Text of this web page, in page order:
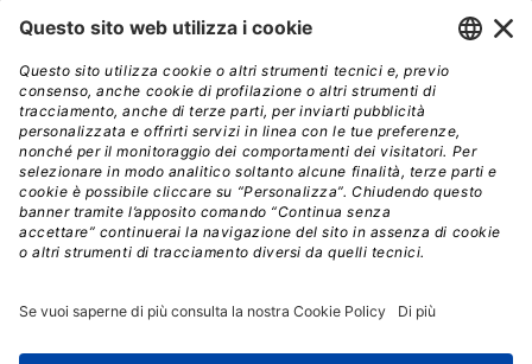
Instoremag
Esplora il gruppo
Edra Edizioni
Edizioni LSWR
LSWR Group